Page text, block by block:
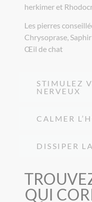
STIMULEZ
NERVEUX
CALMER
DISSIPER
herkimer et
Les pierres
Chrysoprase,
Œil de chat
QUI